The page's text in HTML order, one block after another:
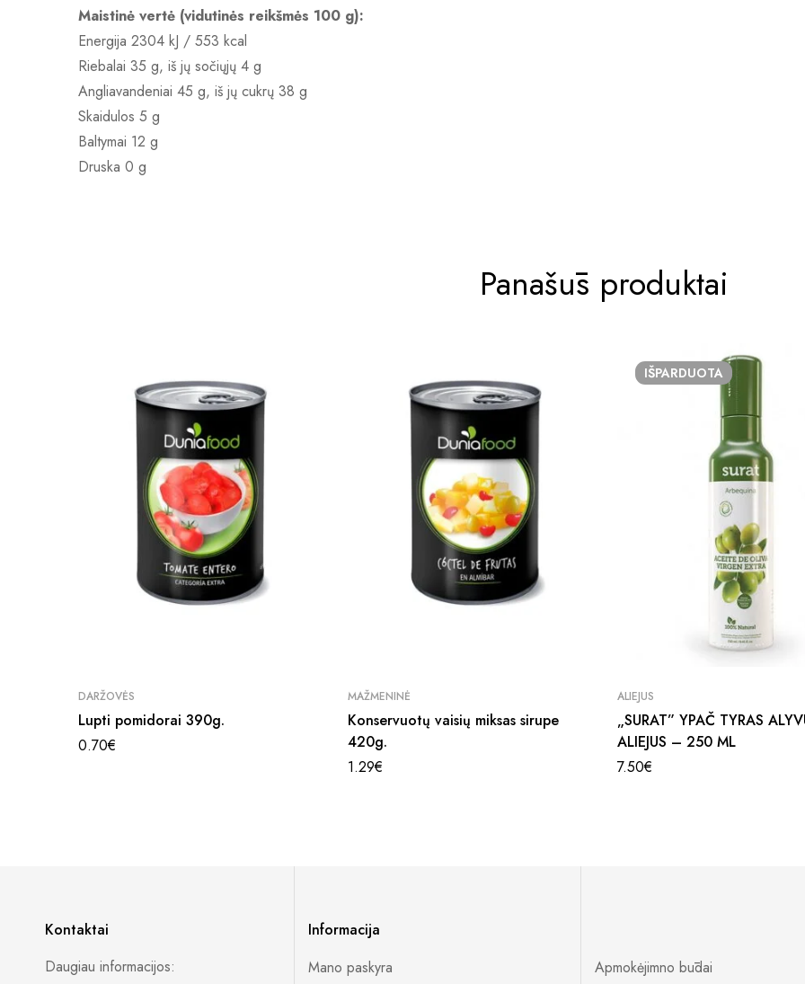
Maistinė vertė (vidutinės reikšmės 100 g):
Energija 2304 kJ / 553 kcal
Riebalai 35 g, iš jų sočiųjų 4 g
Angliavandeniai 45 g, iš jų cukrų 38 g
Skaidulos 5 g
Baltymai 12 g
Druska 0 g
Panašūs produktai
DARŽOVĖS
Lupti pomidorai 390g.
0.70€
MAŽMENINĖ
Konservuotų vaisių miksas sirupe
420g.
1.29€
IŠPARDUOTA
ALIEJUS
„SURAT” YPAČ TYRAS
ALIEJUS – 250 ML
7.50€
Kontaktai
Daugiau informacijos:
Informacija
Mano paskyra
Apmokėjimno būdai